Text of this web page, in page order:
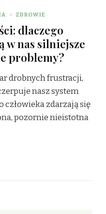
ZDROWIE
dlaczego
w nas silniejsze
problemy?
drobnych frustracji,
nasz system
człowieka zdarzają się
pozornie nieistotna